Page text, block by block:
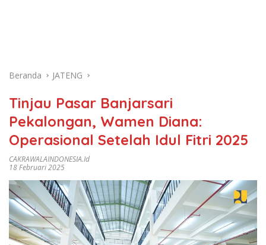
Beranda JATENG
Tinjau Pasar Banjarsari
Pekalongan, Wamen Diana:
Operasional Setelah Idul Fitri 2025
CAKRAWALAINDONESIA.id
18 Februari 2025